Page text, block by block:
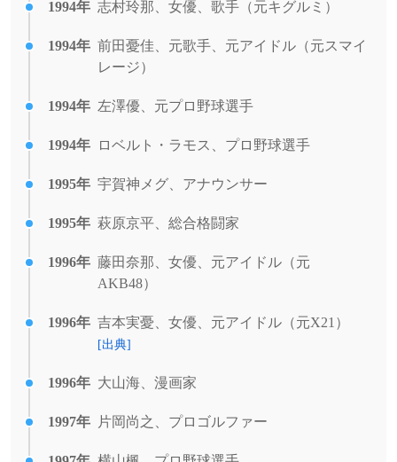
1994年 志村玲那、女優、歌手（元キグルミ）
1994年 前田憂佳、元歌手、元アイドル（元スマイ
レージ）
1994年 左澤優、元プロ野球選手
1994年 ロベルト・ラモス、プロ野球選手
1995年 宇賀神メグ、アナウンサー
1995年 萩原京平、総合格闘家
1996年 藤田奈那、女優、元アイドル（元
AKB48）
1996年 吉本実憂、女優、元アイドル（元X21）
[出典]
1996年 大山海、漫画家
1997年 片岡尚之、プロゴルファー